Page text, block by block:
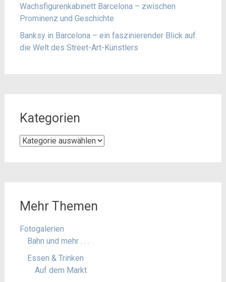
Wachsfigurenkabinett Barcelona – zwischen
Prominenz und Geschichte
Banksy in Barcelona – ein faszinierender Blick auf
die Welt des Street-Art-Künstlers
Kategorien
Kategorien
Mehr Themen
Fotogalerien
Bahn und mehr . . .
Essen & Trinken
Auf dem Markt